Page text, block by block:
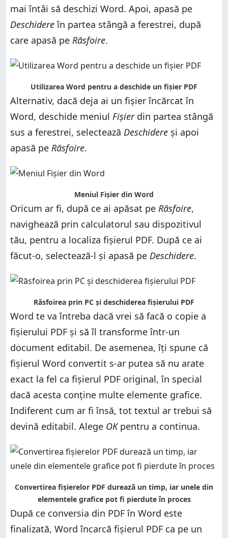
mai întâi să deschizi Word. Apoi, apasă pe
Deschidereîn partea stângă a ferestrei, după
care apasă pe Răsfoire.
Utilizarea Word pentru a deschide un fișier PDF
Alternativ, dacă deja ai un fișier încărcat în
Word, deschide meniul Fișierdin partea stângă
sus a ferestrei, selectează Deschidere și apoi
apasă pe Răsfoire.
Meniul Fișier din Word
Oricum ar fi, după ce ai apăsat pe Răsfoire,
navighează prin calculatorul sau dispozitivul
tău, pentru a localiza fișierul PDF. După ce ai
făcut-o, selectează-l și apasă pe Deschidere.
Răsfoirea prin PC și deschiderea fișierului PDF
Word te va întreba dacă vrei să facă o copie a
fișierului PDF și să îl transforme într-un
document editabil. De asemenea, îți spune că
fișierul Word convertit s-ar putea să nu arate
exact la fel ca fișierul PDF original, în special
dacă acesta conține multe elemente grafice.
Indiferent cum ar fi însă, tot textul ar trebui să
devină editabil. Alege OKpentru a continua.
Convertirea fișierelor PDF durează un timp, iar unele din
elementele grafice pot fi pierdute în proces
După ce conversia din PDF în Word este
finalizată, Word încarcă fișierul PDF ca pe un